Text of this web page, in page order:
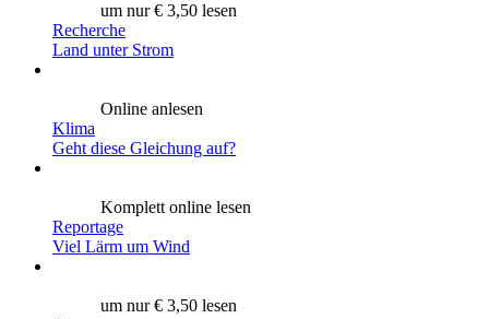
um nur € 3,50 lesen
Recherche
Land unter Strom
Online anlesen
Klima
Geht diese Gleichung auf?
Komplett online lesen
Reportage
Viel Lärm um Wind
um nur € 3,50 lesen